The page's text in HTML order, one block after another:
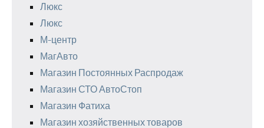
Люкс
Люкс
М-центр
МагАвто
Магазин Постоянных Распродаж
Магазин СТО АвтоСтоп
Магазин Фатиха
Магазин хозяйственных товаров